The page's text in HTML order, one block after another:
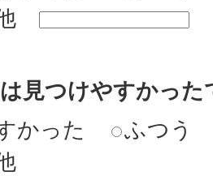
見つけやすかった
かった
ふつう